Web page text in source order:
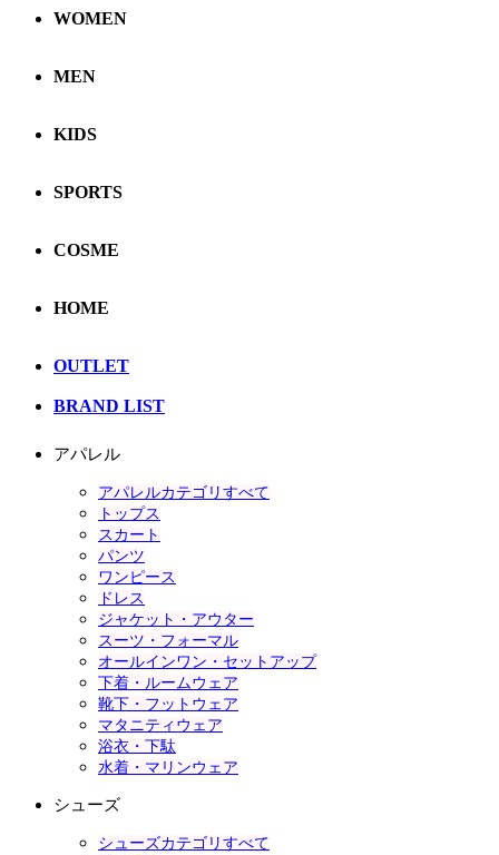
WOMEN
MEN
KIDS
SPORTS
COSME
HOME
OUTLET
BRAND LIST
アパレル
アパレルカテゴリすべて
トップス
スカート
パンツ
ワンピース
ドレス
ジャケット・アウター
スーツ・フォーマル
オールインワン・セットアップ
下着・ルームウェア
靴下・フットウェア
マタニティウェア
浴衣・下駄
水着・マリンウェア
シューズ
シューズカテゴリすべて